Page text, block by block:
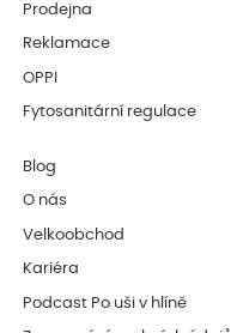
Prodejna
Reklamace
OPPI
Fytosanitární regulace
Blog
O nás
Velkoobchod
Kariéra
Podcast Po uši v hlíně